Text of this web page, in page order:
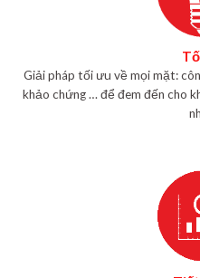
Giải pháp tối ưu về mọi mặt:
khảo chứng … để đem đến cho